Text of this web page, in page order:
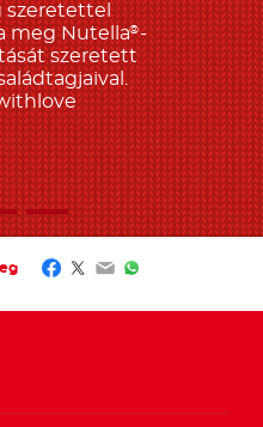
szeretettel
meg Nutella®-
szeretett
Facebook
Twitter
EmailWhatsApp